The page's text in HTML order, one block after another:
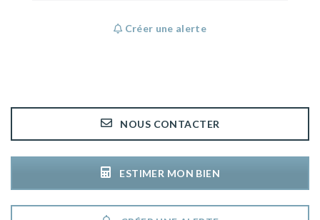
Créer une alerte
NOUS CONTACTER
ESTIMER MON BIEN